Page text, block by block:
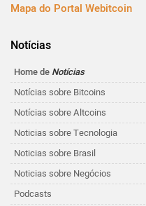
Mapa do Portal Webitcoin
Notícias
Home de Notícias
Notícias sobre Bitcoins
Notícias sobre Altcoins
Noticias sobre Tecnologia
Noticias sobre Brasil
Noticias sobre Negócios
Podcasts